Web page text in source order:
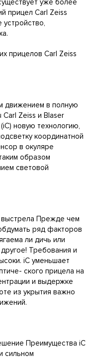
уже более
прицел Carl Zeiss
прицелов Carl Zeiss
движением в полную
Zeiss и Blaser
новую технологию,
координатной
в окуляре
образом
световой
выстрела Прежде чем
ряд факторов
ли дичь или
Требования и
iC уменьшает
ского прицела на
и выдержке
из укрытия важно
Преимущества iC
сильном